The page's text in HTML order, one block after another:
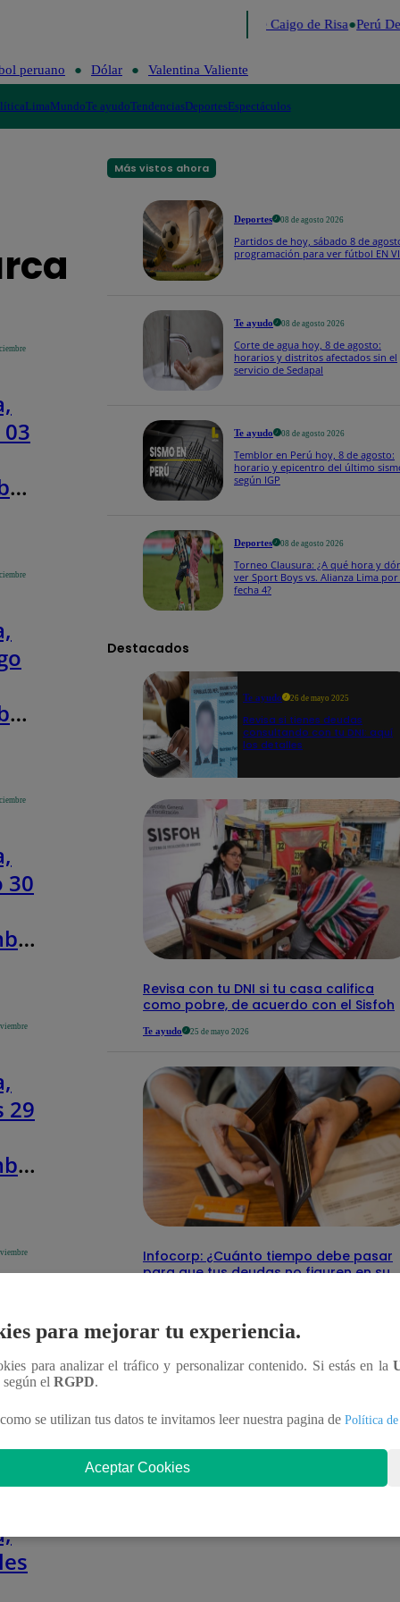
Me Caigo de Risa Perú
peruano Dólar Valentina Valiente
LimaMundoTe ayudoTendenciasDeportesEspectáculos
–
–
30
29
Más vistos ahora
Deportes 08 de agosto 2026
Partidos de hoy, sábado 8 de
programación para ver fútbol EN
Te ayudo 08 de agosto 2026
Corte de agua hoy, 8 de agosto:
horarios y distritos afectados sin el
servicio de Sedapal
Te ayudo 08 de agosto 2026
Temblor en Perú hoy, 8 de agosto:
horario y epicentro del último
según IGP
Deportes 08 de agosto 2026
Torneo Clausura: ¿A qué hora y
ver Sport Boys vs. Alianza Lima
fecha 4?
Destacados
Te ayudo 26 de mayo 2025
Revisa si tienes deudas
consultando con tu DNI: aquí
los detalles
Revisa con tu DNI si tu casa califica
como pobre, de acuerdo con el Sisfoh
Te ayudo 25 de mayo 2026
Infocorp: ¿Cuánto tiempo debe pasar
para que tus deudas no figuren en su
para mejorar tu experiencia.
para analizar el tráfico y personalizar contenido. Si estás en la
según el RGPD.
se utilizan tus datos te invitamos leer nuestra pagina de Política
Aceptar Cookies